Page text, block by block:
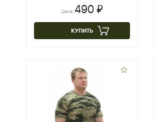
Цена: 490 ₽
КУПИТЬ